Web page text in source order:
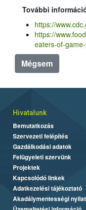
További
https://
https://
eaters-of-
Mégsem
Hivatalunk
Bemutatkozás
Szervezeti felépítés
Gazdálkodási adatok
Felügyeleti szervünk
Projektek
Kapcsolódó linkek
Adatkezelési tájékoztató
Akadálymentességi